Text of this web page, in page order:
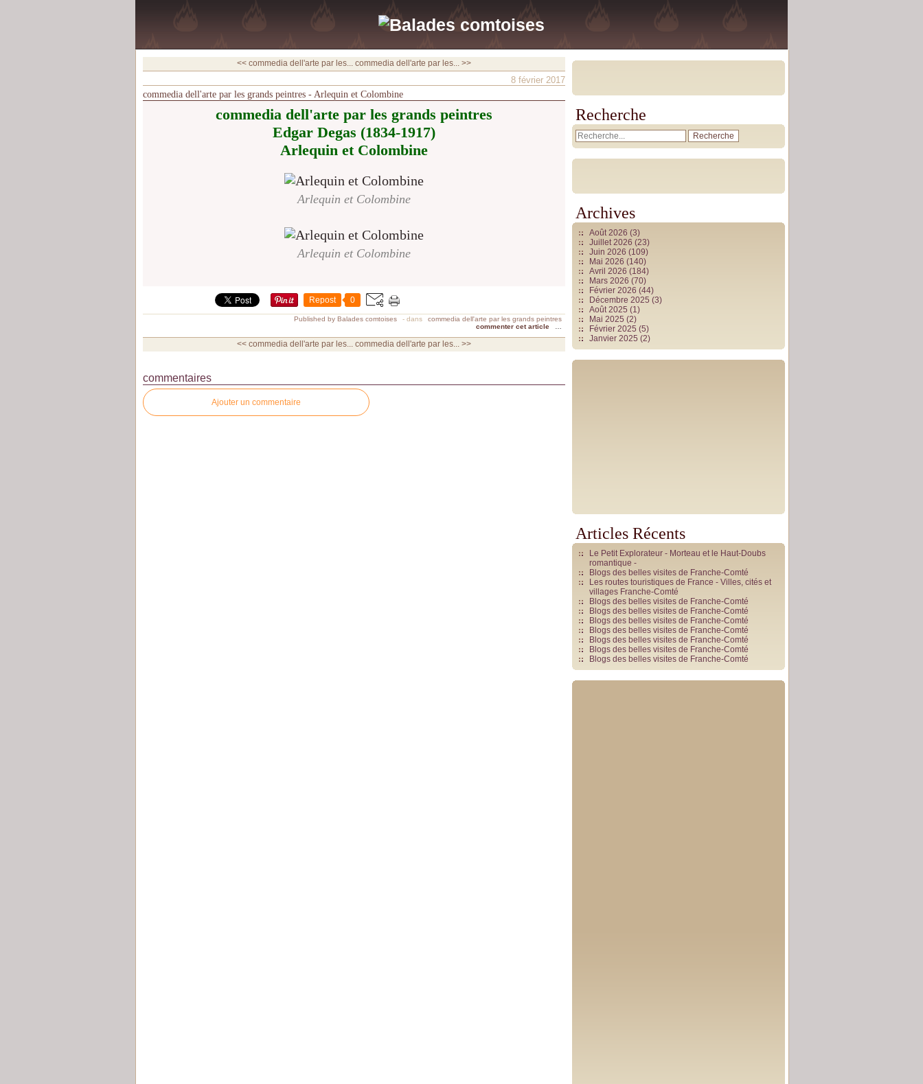
<< commedia dell'arte par les... commedia dell'arte par les... >>
8 février 2017
commedia dell'arte par les grands peintres - Arlequin et Colombine
commedia dell'arte par les grands peintres
Edgar Degas (1834-1917)
Arlequin et Colombine
Arlequin et Colombine
Arlequin et Colombine
Repost 0
Published by Balades comtoises - dans
commedia dell'arte par les grands peintres
commenter cet article
<< commedia dell'arte par les... commedia dell'arte par les... >>
commentaires
Ajouter un commentaire
Recherche
Archives
Août 2026 (3)
Juillet 2026 (23)
Juin 2026 (109)
Mai 2026 (140)
Avril 2026 (184)
Mars 2026 (70)
Février 2026 (44)
Décembre 2025 (3)
Août 2025 (1)
Mai 2025 (2)
Février 2025 (5)
Janvier 2025 (2)
Articles Récents
Le Petit Explorateur - Morteau et le Haut-Doubs
romantique -
Blogs des belles visites de Franche-Comté
Les routes touristiques de France - Villes, cités et
villages Franche-Comté
Blogs des belles visites de Franche-Comté
Blogs des belles visites de Franche-Comté
Blogs des belles visites de Franche-Comté
Blogs des belles visites de Franche-Comté
Blogs des belles visites de Franche-Comté
Blogs des belles visites de Franche-Comté
Blogs des belles visites de Franche-Comté